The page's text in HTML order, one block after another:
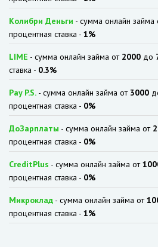
Колибри Деньги - сумма онлайн займа
процентная ставка - 1%
LIME - сумма онлайн займа от 2000 до
ставка - 0.3%
Pay P.S. - сумма онлайн займа от 3000
процентная ставка - 0%
ДоЗарплаты - сумма онлайн займа от
процентная ставка - 0%
CreditPlus - сумма онлайн займа от
процентная ставка - 0%
Микроклад - сумма онлайн займа от
процентная ставка - 1%